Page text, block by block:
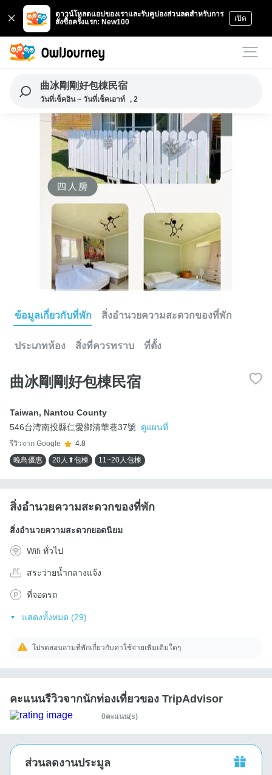
ดาวน์โหลดแอปของเราและรับคูปองส่วนลดสำหรับการ
สั่งซื้อครั้งแรก: New100
เปิด
曲冰剛剛好包棟民宿
วันที่เช็คอิน ~ วันที่เช็คเอาท์ , 2
ข้อมูลเกี่ยวกับที่พัก สิ่งอำนวยความสะดวกของที่พัก
ประเภทห้อง สิ่งที่ควรทราบ ที่ตั้ง
曲冰剛剛好包棟民宿
Taiwan, Nantou County
546台湾南投縣仁愛鄉清華巷37號
ดูแผนที่
รีวิวจาก Google
4.8
晚鳥優惠
20人⬆包棟 11~20人包棟
สิ่งอำนวยความสะดวกของที่พัก
สิ่งอำนวยความสะดวกยอดนิยม
Wifi ทั่วไป
สระว่ายน้ำกลางแจ้ง
ที่จอดรถ
แสดงทั้งหมด (29)
โปรดสอบถามที่พักเกี่ยวกับค่าใช้จ่ายเพิ่มเติมใดๆ
คะแนนรีวิวจากนักท่องเที่ยวของ TripAdvisor
0คะแนน(s)
ส่วนลดงานประมูล